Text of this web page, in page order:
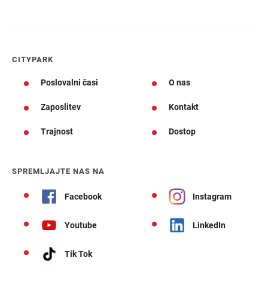
CITYPARK
Poslovalni časi O nas
Zaposlitev Kontakt
Trajnost Dostop
SPREMLJAJTE NAS NA
Facebook Instagram
Youtube LinkedIn
Tik Tok